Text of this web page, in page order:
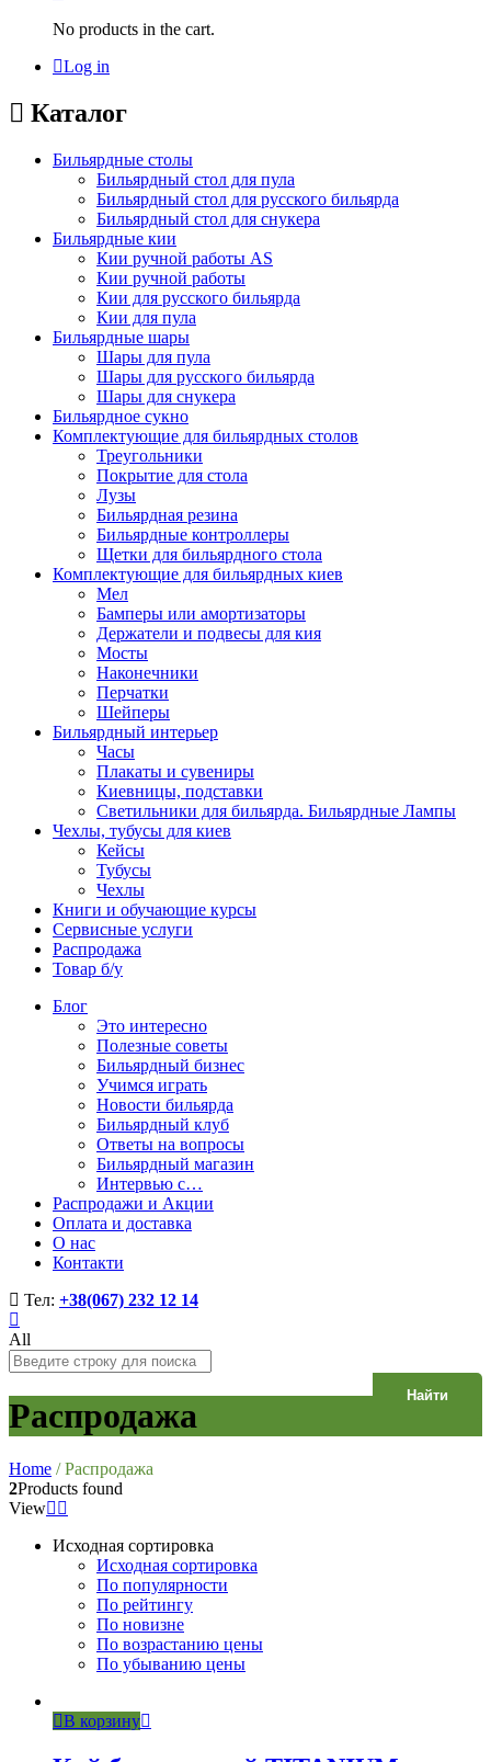
No products in the cart.
Log in
Каталог
Бильярдные столы
Бильярдный стол для пула
Бильярдный стол для русского бильярда
Бильярдный стол для снукера
Бильярдные кии
Кии ручной работы AS
Кии ручной работы
Кии для русского бильярда
Кии для пула
Бильярдные шары
Шары для пула
Шары для русского бильярда
Шары для снукера
Бильярдное сукно
Комплектующие для бильярдных столов
Треугольники
Покрытие для стола
Лузы
Бильярдная резина
Бильярдные контроллеры
Щетки для бильярдного стола
Комплектующие для бильярдных киев
Мел
Бамперы или амортизаторы
Держатели и подвесы для кия
Мосты
Наконечники
Перчатки
Шейперы
Бильярдный интерьер
Часы
Плакаты и сувениры
Киевницы, подставки
Светильники для бильярда. Бильярдные Лампы
Чехлы, тубусы для киев
Кейсы
Тубусы
Чехлы
Книги и обучающие курсы
Сервисные услуги
Распродажа
Товар б/у
Блог
Это интересно
Полезные советы
Бильярдный бизнес
Учимся играть
Новости бильярда
Бильярдный клуб
Ответы на вопросы
Бильярдный магазин
Интервью с…
Распродажи и Акции
Оплата и доставка
О нас
Контакти
Тел: +38(067) 232 12 14
All
Найти
Распродажа
Home / Распродажа
2Products found
View
Исходная сортировка
Исходная сортировка
По популярности
По рейтингу
По новизне
По возрастанию цены
По убыванию цены
В корзину